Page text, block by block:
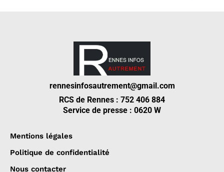
rennesinfosautrement@gmail.com
RCS de Rennes : 752 406 884
Service de presse : 0620 W
Mentions légales
Politique de confidentialité
Nous contacter